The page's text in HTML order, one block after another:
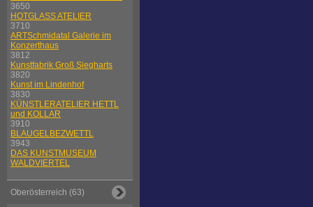
3650
HOTGLASS ATELIER
3710
ARTSchmidatal Galerie im
Konzerthaus
3812
Kunstfabrik Groß Siegharts
3820
Kunst im Lindenhof
3830
KÜNSTLERATELIER HETTL
und KOLLAR
3910
BLAUGELBEZWETTL
3943
DAS KUNSTMUSEUM
WALDVIERTEL
Oberösterreich (63)